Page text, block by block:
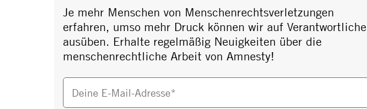
Je mehr Menschen von Menschenrechtsverletzungen
erfahren, umso mehr Druck können wir auf Verantwortliche
ausüben. Erhalte regelmäßig Neuigkeiten über die
menschenrechtliche Arbeit von Amnesty!
Deine E-Mail-Adresse*